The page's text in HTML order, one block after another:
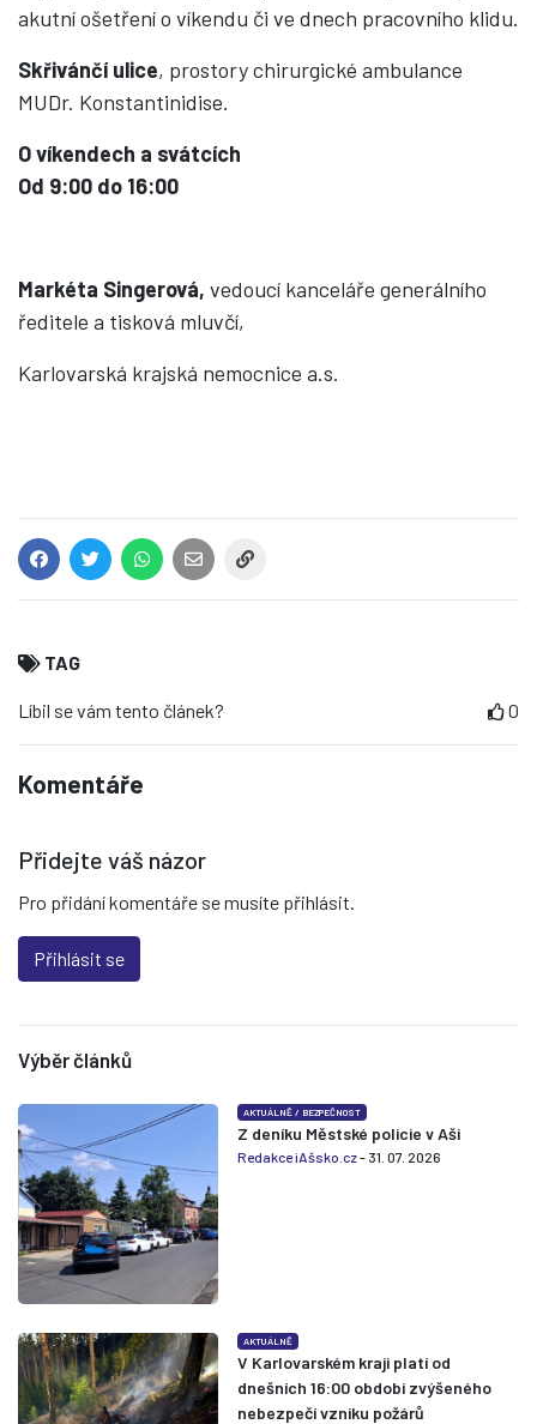
akutní ošetření o víkendu či ve dnech pracovního klidu.
Skřivánčí ulice, prostory chirurgické ambulance
MUDr. Konstantinidise.
O víkendech a svátcích
Od 9:00 do 16:00
Markéta Singerová, vedoucí kanceláře generálního
ředitele a tisková mluvčí,
Karlovarská krajská nemocnice a.s.
TAG
Líbil se vám tento článek? 0
Komentáře
Přidejte váš názor
Pro přidání komentáře se musíte přihlásit.
Přihlásit se
Výběr článků
AKTUÁLNĚ / BEZPEČNOST
Z deníku Městské policie v Aši
Redakce iAšsko.cz- 31. 07. 2026
AKTUÁLNĚ
V Karlovarském kraji platí od
dnešních 16:00 období zvýšeného
nebezpečí vzniku požárů